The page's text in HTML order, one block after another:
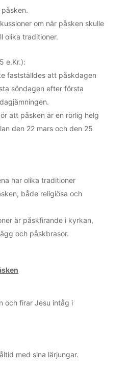
om när påsken skulle
olika traditioner.
e.Kr.):
fastställdes att påskdagen
söndagen efter första
att påsken är en rörlig helg
den 22 mars och den 25
har olika traditioner
både religiösa och
är påskfirande i kyrkan,
och påskbrasor.
och firar Jesu intåg i
med sina lärjungar.